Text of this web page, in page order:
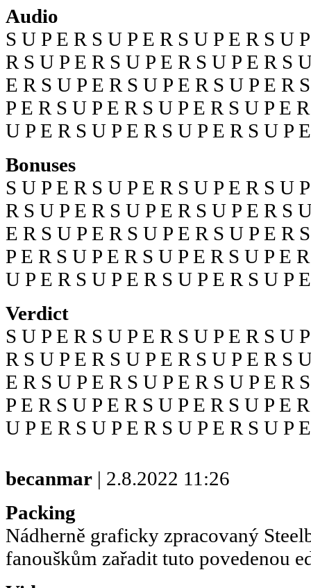
Audio
S U P E R S U P E R S U P E R S U
R S U P E R S U P E R S U P E R S
E R S U P E R S U P E R S U P E R
P E R S U P E R S U P E R S U P E
U P E R S U P E R S U P E R S U P
Bonuses
S U P E R S U P E R S U P E R S U
R S U P E R S U P E R S U P E R S
E R S U P E R S U P E R S U P E R
P E R S U P E R S U P E R S U P E
U P E R S U P E R S U P E R S U P
Verdict
S U P E R S U P E R S U P E R S U
R S U P E R S U P E R S U P E R S
E R S U P E R S U P E R S U P E R
P E R S U P E R S U P E R S U P E
U P E R S U P E R S U P E R S U P
becanmar | 2.8.2022 11:26
Packing
Nádherně graficky zpracovaný
fanouškům zařadit tuto povedenou